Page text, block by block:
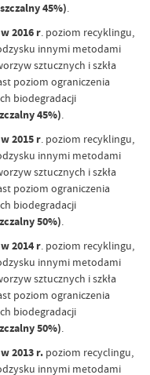
45%).
w 2016 r. poziom recyklingu,
innymi metodami
sztucznych i szkła
poziom ograniczenia
biodegradacji
45%).
w 2015 r. poziom recyklingu,
innymi metodami
sztucznych i szkła
poziom ograniczenia
biodegradacji
50%).
w 2014 r. poziom recyklingu,
innymi metodami
sztucznych i szkła
poziom ograniczenia
biodegradacji
50%).
w 2013 r. poziom recyclingu,
innymi metodami